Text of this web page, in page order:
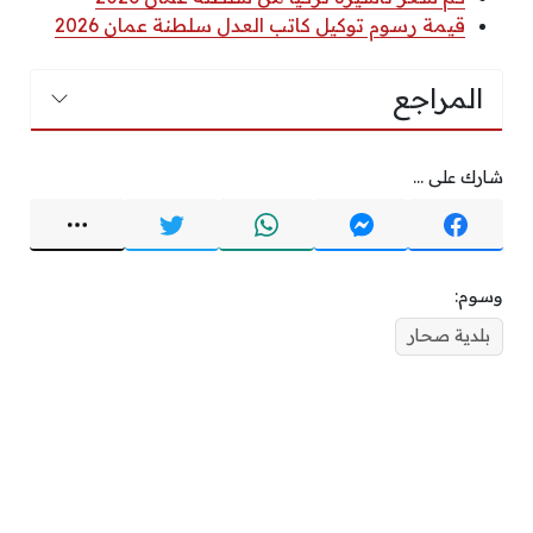
قيمة رسوم توكيل كاتب العدل سلطنة عمان 2026
المراجع
شارك على ...
وسوم:
بلدية صحار